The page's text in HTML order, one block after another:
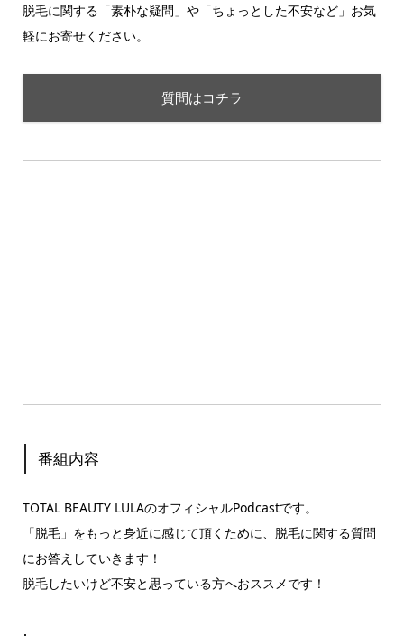
脱毛に関する「素朴な疑問」や「ちょっとした不安など」お気
軽にお寄せください。
質問はコチラ
番組内容
TOTAL BEAUTY LULAのオフィシャルPodcastです。
「脱毛」をもっと身近に感じて頂くために、脱毛に関する質問
にお答えしていきます！
脱毛したいけど不安と思っている方へおススメです！